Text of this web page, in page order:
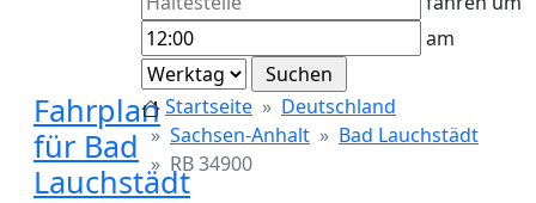
am
Fahrplan
für Bad
Lauchstädt
Startseite
Deutschland
Sachsen-Anhalt
Bad Lauchstädt
RB 34900